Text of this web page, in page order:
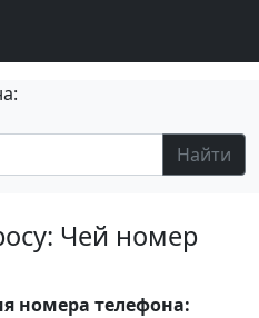
Найти
Чей номер
номера телефона: